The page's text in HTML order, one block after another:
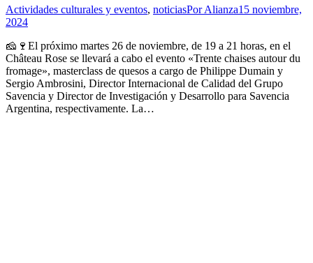
Actividades culturales y eventos, noticiasPorAlianza15 noviembre,
2024
🧀🍷El próximo martes 26 de noviembre, de 19 a 21 horas, en el
Château Rose se llevará a cabo el evento «Trente chaises autour du
fromage», masterclass de quesos a cargo de Philippe Dumain y
Sergio Ambrosini, Director Internacional de Calidad del Grupo
Savencia y Director de Investigación y Desarrollo para Savencia
Argentina, respectivamente. La…